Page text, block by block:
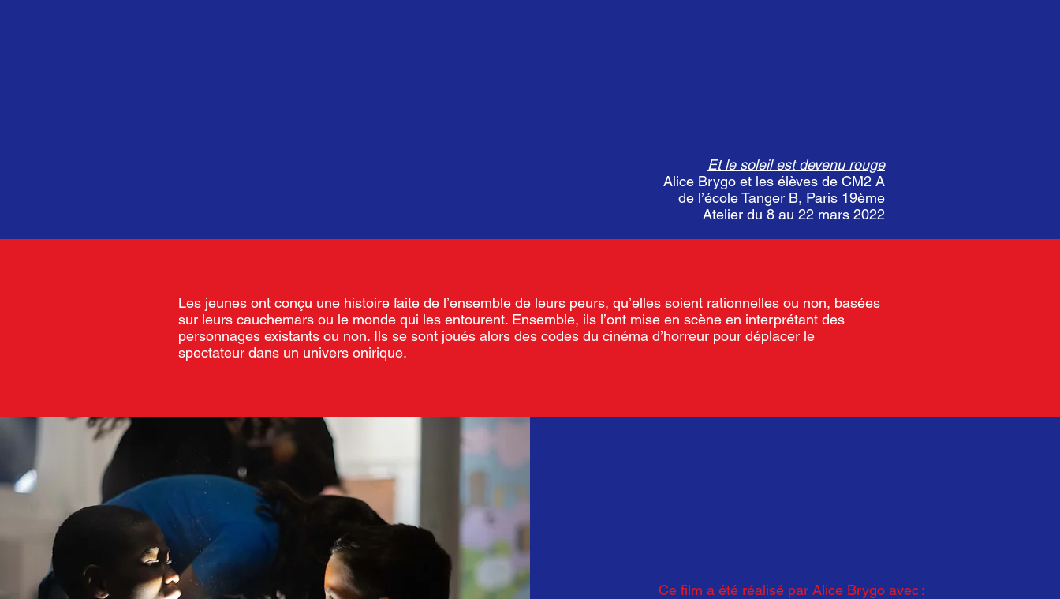
Et le soleil est devenu rouge
Alice Brygo et les élèves de CM2 A
de l’école Tanger B, Paris 19ème
Atelier du 8 au 22 mars 2022
Les jeunes ont conçu une histoire faite de l’ensemble de leurs peurs, qu’elles soient rationnelles ou non, basées
sur leurs cauchemars ou le monde qui les entourent. Ensemble, ils l’ont mise en scène en interprétant des
personnages existants ou non. Ils se sont joués alors des codes du cinéma d’horreur pour déplacer le
spectateur dans un univers onirique.
Ce film a été réalisé par Alice Brygo avec :